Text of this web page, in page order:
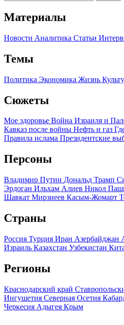
Материалы
Новости Аналитика Статьи
Темы
Политика Экономика Жизнь
Сюжеты
Мое здоровье Война Израиля и
Кавказ после войны Нефть и газ
Правила ислама Президентские
Персоны
Владимир Путин Дональд Трамп
Эрдоган Ильхам Алиев Никол
Шавкат Мирзиеев Касым-Жомарт
Страны
Россия Турция Иран Азербайджан
Израиль Казахстан Узбекистан
Регионы
Краснодарский край
Ингушетия Северная Осетия
Черкесия Адыгея Крым